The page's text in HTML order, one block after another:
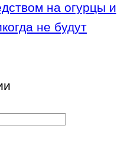
на огурцы и
не будут